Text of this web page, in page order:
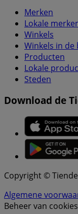
Merken
Lokale
Winkels
Winkels in
Producten
Lokale
Steden
Download de
Copyright ©
Algemene
Beheer van cookies